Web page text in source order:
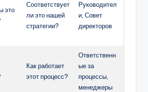
это
Соответствует
ли это нашей
стратегии?
Руководител
и, Совет
директоров
Как работает
этот процесс?
Ответственн
ые за
процессы,
менеджеры